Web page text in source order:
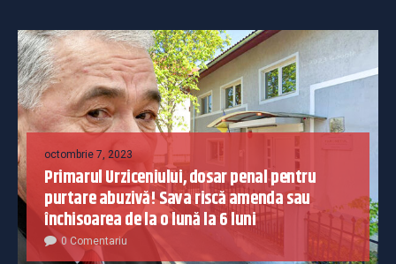
octombrie 7, 2023
Primarul Urziceniului, dosar penal pentru
purtare abuzivă! Sava riscă amenda sau
închisoarea de la o lună la 6 luni
0 Comentariu